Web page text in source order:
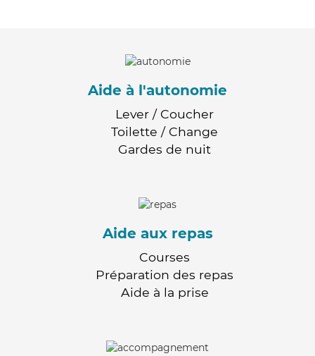
Aide à l'autonomie
Lever / Coucher
Toilette / Change
Gardes de nuit
Aide aux repas
Courses
Préparation des repas
Aide à la prise